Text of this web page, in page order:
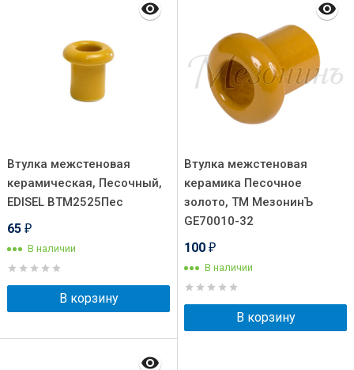
Втулка межстеновая
керамическая, Песочный,
EDISEL ВТМ2525Пес
65 ₽
В наличии
В корзину
Втулка межстеновая
керамика Песочное
золото, ТМ МезонинЪ
GE70010-32
100 ₽
В наличии
В корзину